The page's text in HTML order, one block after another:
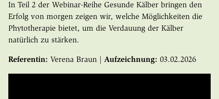
In Teil 2 der Webinar-Reihe Gesunde Kälber bringen den
Erfolg von morgen zeigen wir, welche Möglichkeiten die
Phytotherapie bietet, um die Verdauung der Kälber
natürlich zu stärken.
Referentin: Verena Braun | Aufzeichnung: 03.02.2026